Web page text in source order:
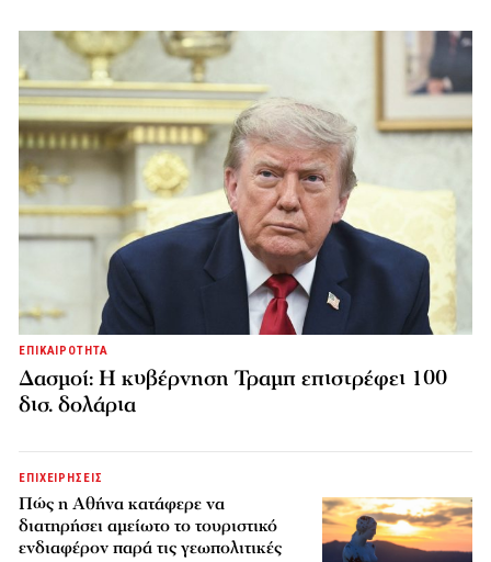
ΕΠΙΚΑΙΡΟΤΗΤΑ
Δασμοί: Η κυβέρνηση Τραμπ επιστρέφει 100
δισ. δολάρια
ΕΠΙΧΕΙΡΗΣΕΙΣ
Πώς η Αθήνα κατάφερε να
διατηρήσει αμείωτο το τουριστικό
ενδιαφέρον παρά τις γεωπολιτικές